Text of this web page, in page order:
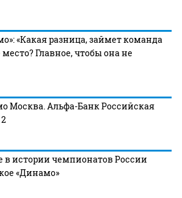
«Какая разница, займет команда
Главное, чтобы она не
Москва. Альфа-Банк Российская
в истории чемпионатов России
«Динамо»